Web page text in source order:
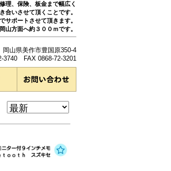
理、保険、板金まで幅広く
合いさせて頂くことです。
サポートさせて頂きます。
山方面へ約３００ｍです。
山県美作市豊国原350-4
3740 FAX 0868-72-3201